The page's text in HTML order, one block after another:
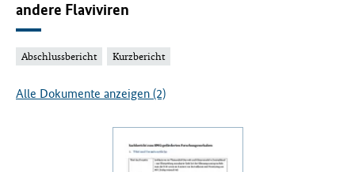
andere Flaviviren
Abschlussbericht Kurzbericht
Alle Dokumente anzeigen (2)